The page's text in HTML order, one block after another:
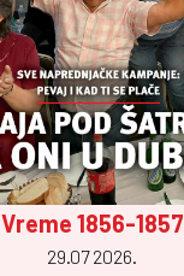
Vreme 1856-1857
29.07 2026.